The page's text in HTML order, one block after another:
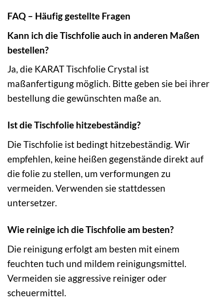
FAQ – Häufig gestellte Fragen
Kann ich die Tischfolie auch in anderen Maßen
bestellen?
Ja, die KARAT Tischfolie Crystal ist
maßanfertigung möglich. Bitte geben sie bei ihrer
bestellung die gewünschten maße an.
Ist die Tischfolie hitzebeständig?
Die Tischfolie ist bedingt hitzebeständig. Wir
empfehlen, keine heißen gegenstände direkt auf
die folie zu stellen, um verformungen zu
vermeiden. Verwenden sie stattdessen
untersetzer.
Wie reinige ich die Tischfolie am besten?
Die reinigung erfolgt am besten mit einem
feuchten tuch und mildem reinigungsmittel.
Vermeiden sie aggressive reiniger oder
scheuermittel.